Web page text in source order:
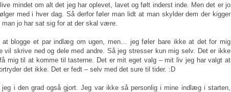
mindet om alt det jeg har oplevet, lavet og følt inderst inde. Men det er jo
med i hver dag. Så derfor føler man lidt at man skylder dem der kigger
jo har sat sig for at der skal være.
blogge et par indlæg om ugen, men… jeg føler bare ikke at det for mig
vil skrive ned og dele med andre. Så jeg stresser kun mig selv. Det er ikke
mig til at komme til tasterne. Det er mit eget valg – mit liv jeg har valgt at
det ikke. Det er fedt – selv med det sure til tider. :D
i den grad også gjort. Jeg var ikke så personlig i mine indlæg i starten,